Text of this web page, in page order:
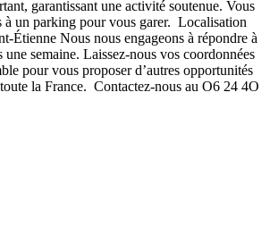
garantissant une activité soutenue. Vous
à un parking pour vous garer. Localisation
Étienne Nous nous engageons à répondre à
une semaine. Laissez-nous vos coordonnées
pour vous proposer d’autres opportunités
la France. Contactez-nous au O6 24 4O